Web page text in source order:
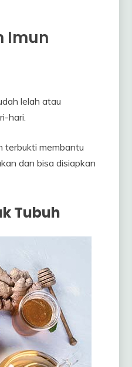
Imun
lelah atau
hari.
terbukti membantu
dan bisa disiapkan
Tubuh